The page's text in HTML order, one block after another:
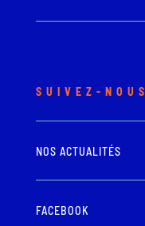
SUIVEZ-NOUS
NOS ACTUALITÉS
FACEBOOK